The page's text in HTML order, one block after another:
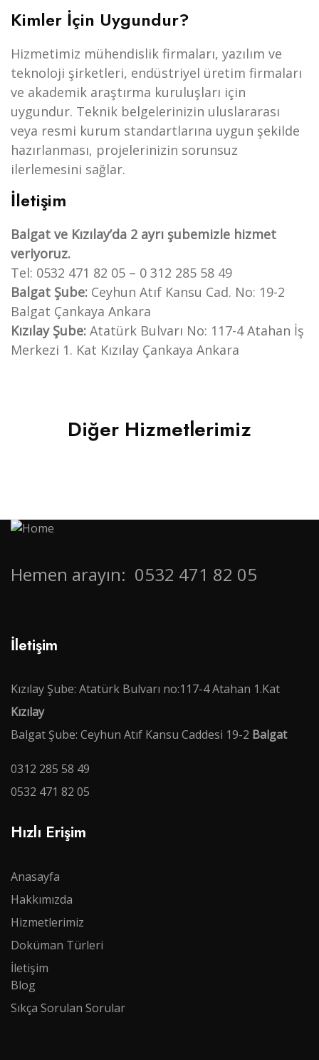
Kimler İçin Uygundur?
Hizmetimiz mühendislik firmaları, yazılım ve
teknoloji şirketleri, endüstriyel üretim firmaları
ve akademik araştırma kuruluşları için
uygundur. Teknik belgelerinizin uluslararası
veya resmi kurum standartlarına uygun şekilde
hazırlanması, projelerinizin sorunsuz
ilerlemesini sağlar.
İletişim
Balgat ve Kızılay’da 2 ayrı şubemizle hizmet
veriyoruz.
Tel: 0532 471 82 05 – 0 312 285 58 49
Balgat Şube: Ceyhun Atıf Kansu Cad. No: 19-2
Balgat Çankaya Ankara
Kızılay Şube: Atatürk Bulvarı No: 117-4 Atahan İş
Merkezi 1. Kat Kızılay Çankaya Ankara
Diğer Hizmetlerimiz
Apostil /
Valilik
Tercüme
Hemen arayın: 0532 471 82 05
İletişim
Kızılay Şube: Atatürk Bulvarı no:117-4 Atahan 1.Kat
Kızılay
Balgat Şube: Ceyhun Atıf Kansu Caddesi 19-2 Balgat
0312 285 58 49
0532 471 82 05
Hızlı Erişim
Anasayfa
Hakkımızda
Hizmetlerimiz
Doküman Türleri​​​​​​
İletişim
Blog
Sıkça Sorulan Sorular